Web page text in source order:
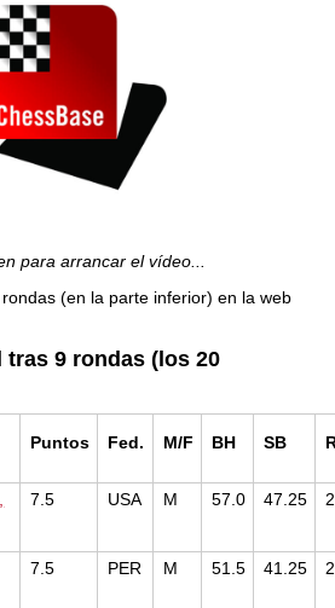
para arrancar el vídeo...
(en la parte inferior) en la web
9 rondas (los 20
Puntos Fed. M/F BH SB
7.5 USA M 57.0 47.25
7.5 PER M 51.5 41.25